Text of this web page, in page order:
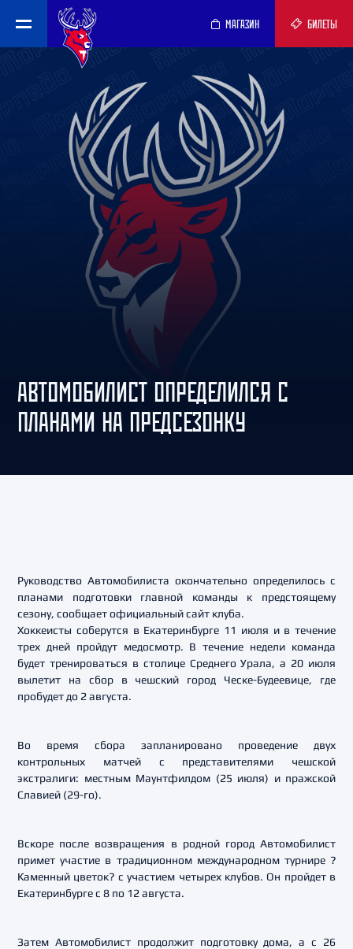
МАГАЗИН БИЛЕТЫ
АВТОМОБИЛИСТ ОПРЕДЕЛИЛСЯ С
ПЛАНАМИ НА ПРЕДСЕЗОНКУ
Руководство Автомобилиста окончательно определилось с
планами подготовки главной команды к предстоящему
сезону, сообщает официальный сайт клуба.
Хоккеисты соберутся в Екатеринбурге 11 июля и в течение
трех дней пройдут медосмотр. В течение недели команда
будет тренироваться в столице Среднего Урала, а 20 июля
вылетит на сбор в чешский город Ческе-Будеевице, где
пробудет до 2 августа.
Во время сбора запланировано проведение двух
контрольных матчей c представителями чешской
экстралиги: местным Маунтфилдом (25 июля) и пражской
Славией (29-го).
Вскоре после возвращения в родной город Автомобилист
примет участие в традиционном международном турнире ?
Каменный цветок? с участием четырех клубов. Он пройдет в
Екатеринбурге с 8 по 12 августа.
Затем Автомобилист продолжит подготовку дома, а с 26